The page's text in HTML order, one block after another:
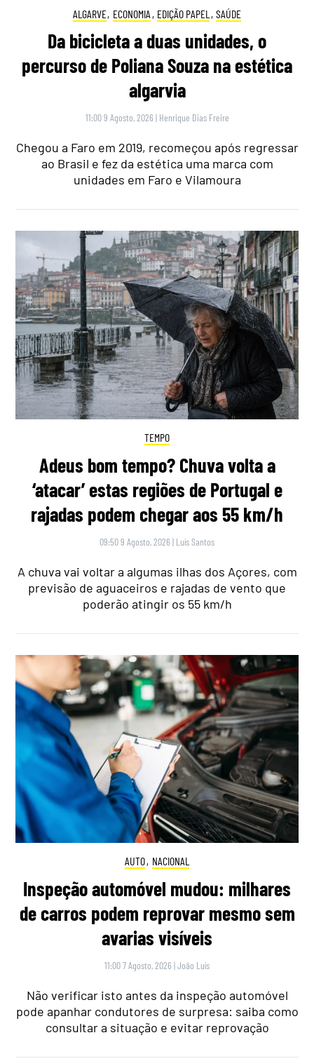
ALGARVE, ECONOMIA , EDIÇÃO PAPEL , SAÚDE
Da bicicleta a duas unidades, o
percurso de Poliana Souza na estética
algarvia
11:00 9 Agosto, 2026 | Henrique Dias Freire
Chegou a Faro em 2019, recomeçou após regressar
ao Brasil e fez da estética uma marca com
unidades em Faro e Vilamoura
TEMPO
Adeus bom tempo? Chuva volta a
‘atacar’ estas regiões de Portugal e
rajadas podem chegar aos 55 km/h
09:50 9 Agosto, 2026 | Luís Santos
A chuva vai voltar a algumas ilhas dos Açores, com
previsão de aguaceiros e rajadas de vento que
poderão atingir os 55 km/h
AUTO, NACIONAL
Inspeção automóvel mudou: milhares
de carros podem reprovar mesmo sem
avarias visíveis
11:00 7 Agosto, 2026 |João Luís
Não verificar isto antes da inspeção automóvel
pode apanhar condutores de surpresa: saiba como
consultar a situação e evitar reprovação